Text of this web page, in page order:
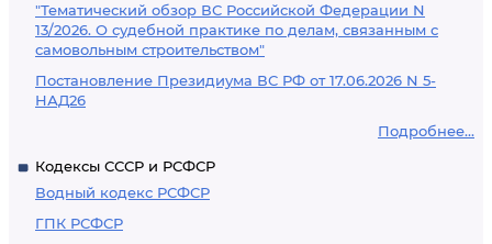
"Тематический обзор ВС Российской Федерации N
13/2026. О судебной практике по делам, связанным с
самовольным строительством"
Постановление Президиума ВС РФ от 17.06.2026 N 5-
НАД26
Подробнее...
Кодексы СССР и РСФСР
Водный кодекс РСФСР
ГПК РСФСР